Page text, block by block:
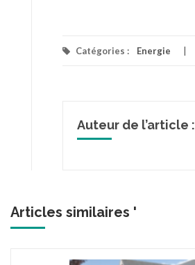
Catégories : Energie
Auteur de l’article :
Articles similaires '